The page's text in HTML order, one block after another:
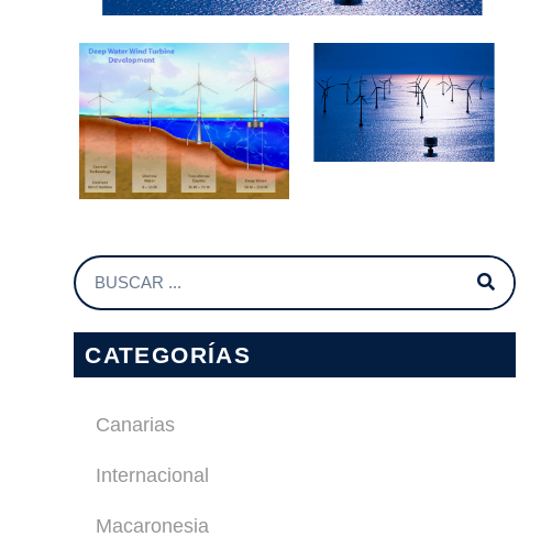
CATEGORÍAS
Canarias
Internacional
Macaronesia